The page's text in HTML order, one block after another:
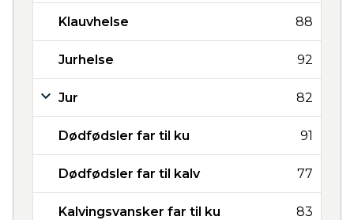
Klauvhelse 88
Jurhelse 92
Jur 82
Dødfødsler far til ku 91
Dødfødsler far til kalv 77
Kalvingsvansker far til ku 83